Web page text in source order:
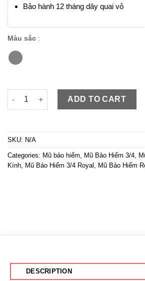
Bảo hành 12 tháng dây quai vỏ
Màu sắc :
Royal M20C Xám Xi Măng Bóng đang
ADD TO CART
SKU: N/A
Categories: Mũ bảo hiểm, Mũ Bảo Hiểm 3/4,
Kính, Mũ Bảo Hiểm 3/4 Royal , Mũ Bảo Hiểm
DESCRIPTION